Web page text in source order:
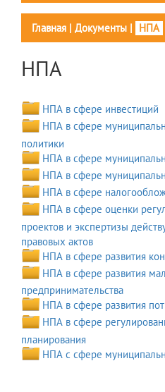
Главная | Документы | НПА
НПА
НПА в сфере инвестиций
НПА в сфере
политики
НПА в сфере
НПА в сфере
НПА в сфере
НПА в сфере оценки
проектов и экспертизы
правовых актов
НПА в сфере развития
НПА в сфере развития
предпринимательства
НПА в сфере развития
НПА в сфере
планирования
НПА с сфере